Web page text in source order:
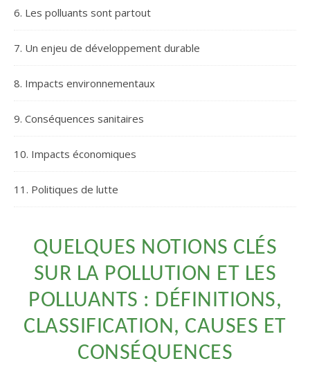
6. Les polluants sont partout
7. Un enjeu de développement durable
8. Impacts environnementaux
9. Conséquences sanitaires
10. Impacts économiques
11. Politiques de lutte
QUELQUES NOTIONS CLÉS
SUR LA POLLUTION ET LES
POLLUANTS : DÉFINITIONS,
CLASSIFICATION, CAUSES ET
CONSÉQUENCES